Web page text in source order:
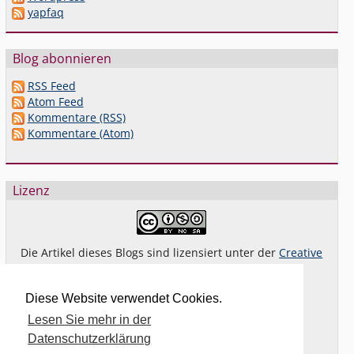
Diese Website verwendet Cookies.
Lesen Sie mehr in der
Datenschutzerklärung
yapfaq
Blog abonnieren
RSS Feed
Atom Feed
Kommentare (RSS)
Kommentare (Atom)
Lizenz
Die Artikel dieses Blogs sind lizensiert unter derCreative
Das giltnichtfür Bilder oder (andere) erkennbare
Fremdinhalte und explizit anders gekennzeichnete
Beiträge.